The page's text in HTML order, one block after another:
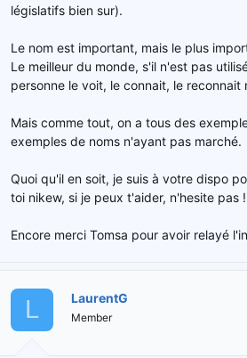
législatifs bien sur).
Le nom est important, mais le plus
Le meilleur du monde, s'il n'est pas
personne le voit, le connait, le reconnait
Mais comme tout, on a tous des
exemples de noms n'ayant pas marché.
Quoi qu'il en soit, je suis à votre dispo
toi nikew, si je peux t'aider, n'hesite pas !
Encore merci Tomsa pour avoir relayé
L LaurentG
Member